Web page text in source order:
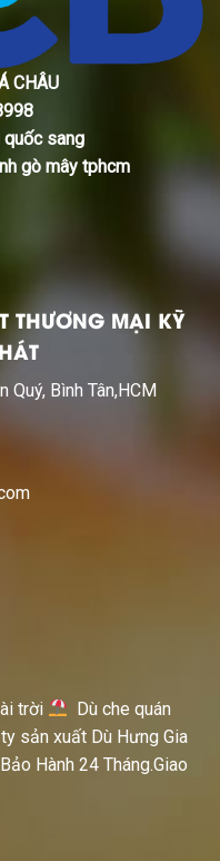
CHÂU
quốc sang
gò mây tphcm
THƯƠNG MẠI KỸ
Quý, Bình Tân,HCM
trời
Dù che quán
sản xuất Dù Hưng Gia
Bảo Hành 24 Tháng.Giao